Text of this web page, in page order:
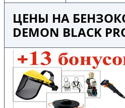
ЦЕНЫ НА
DEMON BLACK